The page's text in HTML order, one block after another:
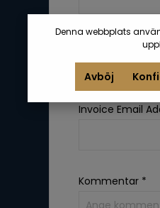
Country*
Invoice Email
Kommentar *
Denna webbplats
Avböj